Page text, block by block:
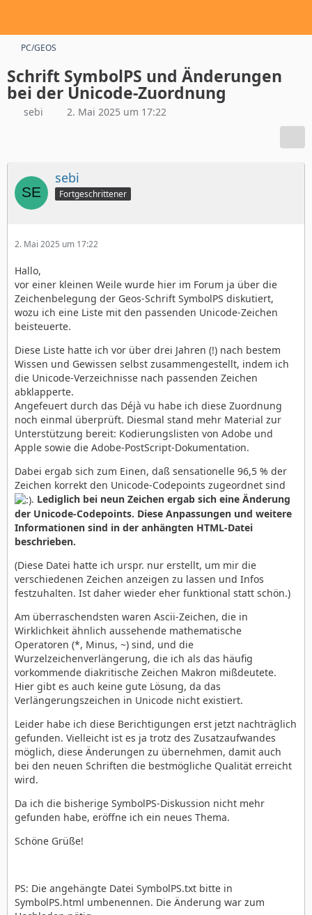
PC/GEOS
Schrift SymbolPS und Änderungen
bei der Unicode-Zuordnung
sebi 2. Mai 2025 um 17:22
sebi
Fortgeschrittener
2. Mai 2025 um 17:22
Hallo,
vor einer kleinen Weile wurde hier im Forum ja über die
Zeichenbelegung der Geos-Schrift SymbolPS diskutiert,
wozu ich eine Liste mit den passenden Unicode-Zeichen
beisteuerte.
Diese Liste hatte ich vor über drei Jahren (!) nach bestem
Wissen und Gewissen selbst zusammengestellt, indem ich
die Unicode-Verzeichnisse nach passenden Zeichen
abklapperte.
Angefeuert durch das Déjà vu habe ich diese Zuordnung
noch einmal überprüft. Diesmal stand mehr Material zur
Unterstützung bereit: Kodierungslisten von Adobe und
Apple sowie die Adobe-PostScript-Dokumentation.
Dabei ergab sich zum Einen, daß sensationelle 96,5 % der
Zeichen korrekt den Unicode-Codepoints zugeordnet sind
. Lediglich bei neun Zeichen ergab sich eine Änderung
der Unicode-Codepoints. Diese Anpassungen und weitere
Informationen sind in der anhängten HTML-Datei
beschrieben.
(Diese Datei hatte ich urspr. nur erstellt, um mir die
verschiedenen Zeichen anzeigen zu lassen und Infos
festzuhalten. Ist daher wieder eher funktional statt schön.)
Am überraschendsten waren Ascii-Zeichen, die in
Wirklichkeit ähnlich aussehende mathematische
Operatoren (*, Minus, ~) sind, und die
Wurzelzeichenverlängerung, die ich als das häufig
vorkommende diakritische Zeichen Makron mißdeutete.
Hier gibt es auch keine gute Lösung, da das
Verlängerungszeichen in Unicode nicht existiert.
Leider habe ich diese Berichtigungen erst jetzt nachträglich
gefunden. Vielleicht ist es ja trotz des Zusatzaufwandes
möglich, diese Änderungen zu übernehmen, damit auch
bei den neuen Schriften die bestmögliche Qualität erreicht
wird.
Da ich die bisherige SymbolPS-Diskussion nicht mehr
gefunden habe, eröffne ich ein neues Thema.
Schöne Grüße!
PS: Die angehängte Datei SymbolPS.txt bitte in
SymbolPS.html umbenennen. Die Änderung war zum